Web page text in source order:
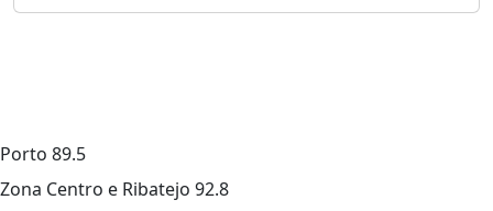
Porto 89.5
Zona Centro e Ribatejo 92.8